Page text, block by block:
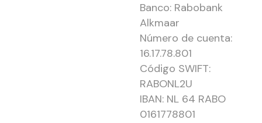
Banco: Rabobank
Alkmaar
Número de cuenta:
16.17.78.801
Código SWIFT:
RABONL2U
IBAN: NL 64 RABO
0161778801